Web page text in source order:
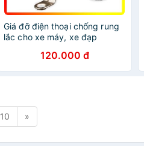
Giá đỡ điện thoại chống rung
lắc cho xe máy, xe đạp
120.000 đ
10 »